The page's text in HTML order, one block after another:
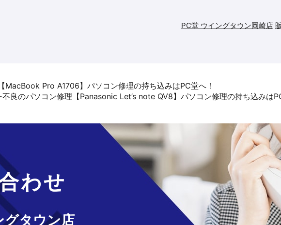
PC堂 ウイングタウン岡崎店
MacBook Pro A1706】パソコン修理の持ち込みはPC堂へ！
不良のパソコン修理【Panasonic Let’s note QV8】パソコン修理の持ち込みは
わせ
グタウン店